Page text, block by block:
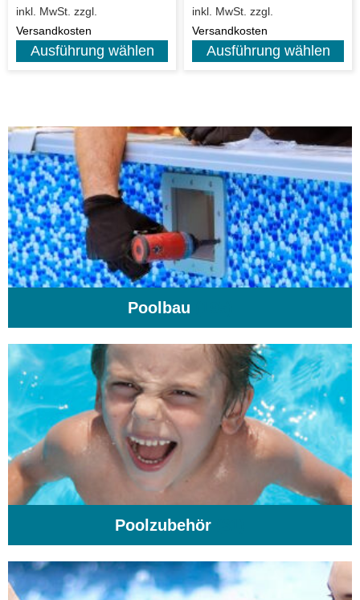
inkl. MwSt. zzgl.
Versandkosten
Ausführung wählen
inkl. MwSt. zzgl.
Versandkosten
Ausführung wählen
Poolbau
Poolzubehör